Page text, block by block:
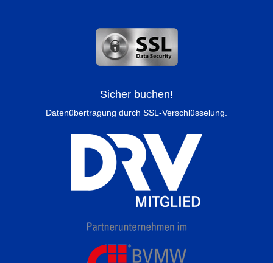
Sicher buchen!
Datenübertragung durch SSL-Verschlüsselung.